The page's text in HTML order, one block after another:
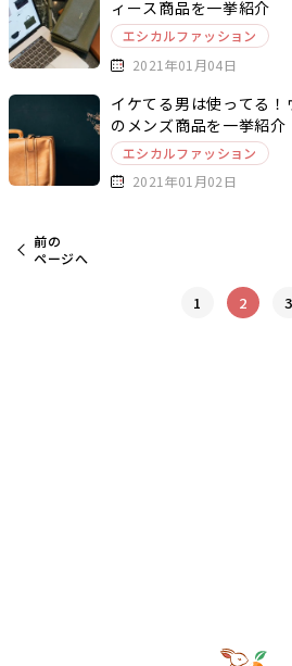
ィース商品を一挙紹介
エシカルファッション
2021年01月04日
イケてる男は使ってる
のメンズ商品を一挙紹介
エシカルファッション
2021年01月02日
前の
ページへ
1 2 3